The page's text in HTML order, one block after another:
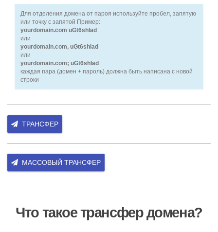
Для отделения домена от пароя используйте пробел, запятую
или точку с запятой Пример:
yourdomain.com uGt6shlad
или
yourdomain.com, uGt6shlad
или
yourdomain.com; uGt6shlad
каждая пара (домен + пароль) должна быть написана с новой
строки
ТРАНСФЕР
МАССОВЫЙ ТРАНСФЕР
Что такое трансфер домена?